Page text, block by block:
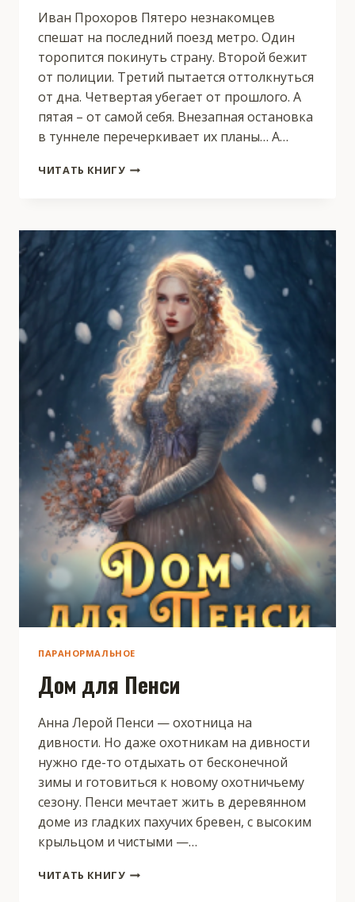
Иван Прохоров Пятеро незнакомцев
спешат на последний поезд метро. Один
торопится покинуть страну. Второй бежит
от полиции. Третий пытается оттолкнуться
от дна. Четвертая убегает от прошлого. А
пятая – от самой себя. Внезапная остановка
в туннеле перечеркивает их планы… А…
ЧИТАТЬ КНИГУМЕТРО
ПАРАНОРМАЛЬНОЕ
Дом для Пенси
Анна Лерой Пенси — охотница на
дивности. Но даже охотникам на дивности
нужно где-то отдыхать от бесконечной
зимы и готовиться к новому охотничьему
сезону. Пенси мечтает жить в деревянном
доме из гладких пахучих бревен, с высоким
крыльцом и чистыми —…
ЧИТАТЬ КНИГУДОМ